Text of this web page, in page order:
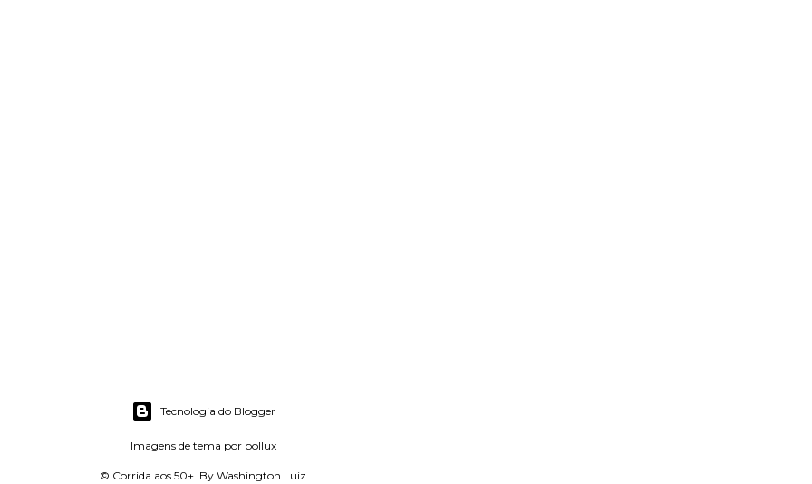
Tecnologia do Blogger
Imagens de tema por pollux
© Corrida aos 50+. By Washington Luiz